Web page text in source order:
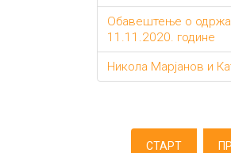
Обавештење о
11.11.2020. године
Никола Марјанов и
СТАРТ